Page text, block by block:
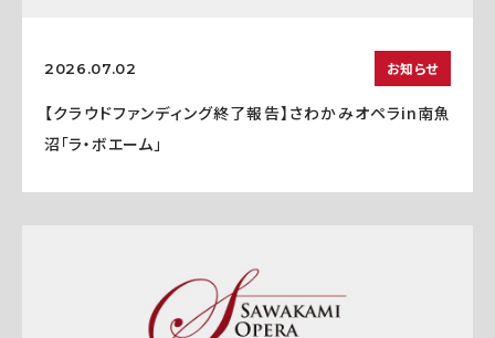
2026.07.02 お知らせ
【クラウドファンディング終了報告】さわかみオペラin南魚
沼「ラ・ボエーム」